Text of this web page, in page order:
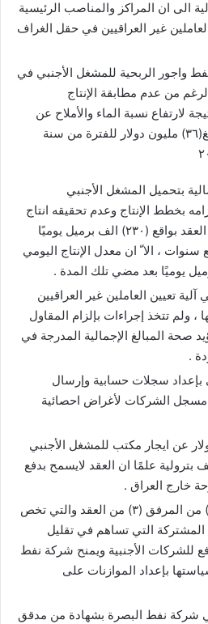
الى ان المراكز والمناصب الرئيسية
غير العراقيين في حقل الغراف
واجور الربحية للمشغل الأجنبي في
من عدم مطابقة الإنتاج
لارتفاع نسبة الماء والأملاح عن
الحد المسموح به وبمبلغ(٣٦) مليون دولار للفترة من سنة
بتحميل المشغل الأجنبي
بخطط الإنتاج وعدم تحقيقه انتاج
الذروة المحدد في بنود العقد بواقع (٢٣٠) الف برميل يوميًا
سنوات ، الا ّ ان معدل الإنتاج اليومي
تعيين العاملين غير العراقيين
، ولم تتخذ إجراءات بإلزام المقاول
صحة المبالغ الإجمالية المدرجة في
.
بإعداد سجلات حسابية وإرسال
مسجل الشركات لأغراض احصائية
دولار عن ايجار مكتب للمشغل الأجنبي
بترولية علمًا ان العقد لايسمح بدفع
خارج العراق .
لم يتم تفعيل الفقرة (١) من المرفق (٣) من العقد والتي تخص
التي تساهم في تقليل
للشركات الأجنبية ويمنح شركة نفط
بإعداد الموازنات على
شركة نفط البصرة بشهادة من مدقق